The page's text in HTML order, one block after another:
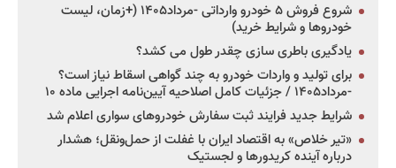
شروع فروش ۵ خودرو وارداتی -مرداد۱۴۰۵ (+زمان، لیست
خودروها و شرایط خرید)
یادگیری باطری سازی چقدر طول می کشد؟
برای تولید و واردات خودرو به چند گواهی اسقاط نیاز است؟
-مرداد۱۴۰۵ / جزئیات کامل اصلاحیه آیین‌نامه اجرایی ماده ۱۰
شرایط جدید فرایند ثبت سفارش خودروهای سواری اعلام شد
«تیر خلاص» به اقتصاد ایران با غفلت از حمل‌ونقل؛ هشدار
درباره آینده کریدورها و لجستیک